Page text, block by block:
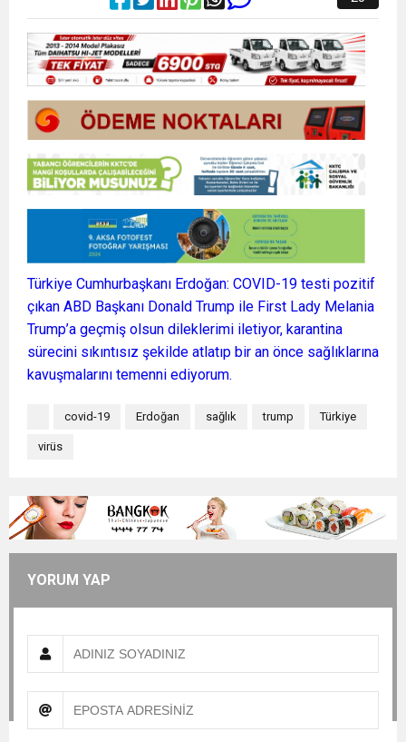
Türkiye Cumhurbaşkanı Erdoğan: COVID-19 testi pozitif
çıkan ABD Başkanı Donald Trump ile First Lady Melania
Trump’a geçmiş olsun dileklerimi iletiyor, karantina
sürecini sıkıntısız şekilde atlatıp bir an önce sağlıklarına
kavuşmalarını temenni ediyorum.
covid-19 Erdoğan sağlık trump Türkiye
virüs
YORUM YAP